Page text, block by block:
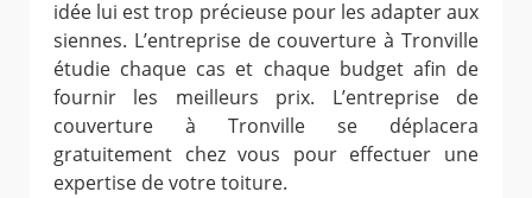
idée lui est trop précieuse pour les adapter aux
siennes. L’entreprise de couverture à Tronville
étudie chaque cas et chaque budget afin de
fournir les meilleurs prix. L’entreprise de
couverture à Tronville se déplacera
gratuitement chez vous pour effectuer une
expertise de votre toiture.